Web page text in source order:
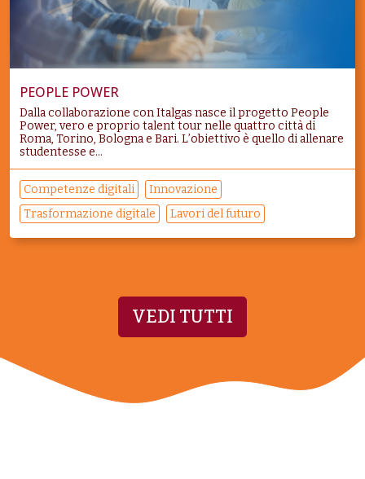
PEOPLE POWER
Dalla collaborazione con Italgas nasce il progetto People
Power, vero e proprio talent tour nelle quattro città di
Roma, Torino, Bologna e Bari. L’obiettivo è quello di allenare
studentesse e...
Competenze digitali
Innovazione
Trasformazione digitale
Lavori del futuro
VEDI TUTTI